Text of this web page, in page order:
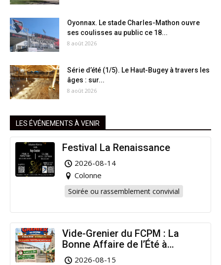
Oyonnax. Le stade Charles-Mathon ouvre
ses coulisses au public ce 18...
8 août 2026
Série d’été (1/5). Le Haut-Bugey à travers les
âges : sur...
8 août 2026
LES ÉVÉNEMENTS À VENIR
Festival La Renaissance
2026-08-14
Colonne
Soirée ou rassemblement convivial
Vide-Grenier du FCPM : La
Bonne Affaire de l’Été à
Arinthod !
2026-08-15